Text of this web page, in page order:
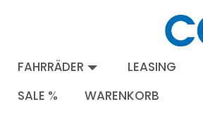
FAHRRÄDER LEASING
SALE %
WARENKORB